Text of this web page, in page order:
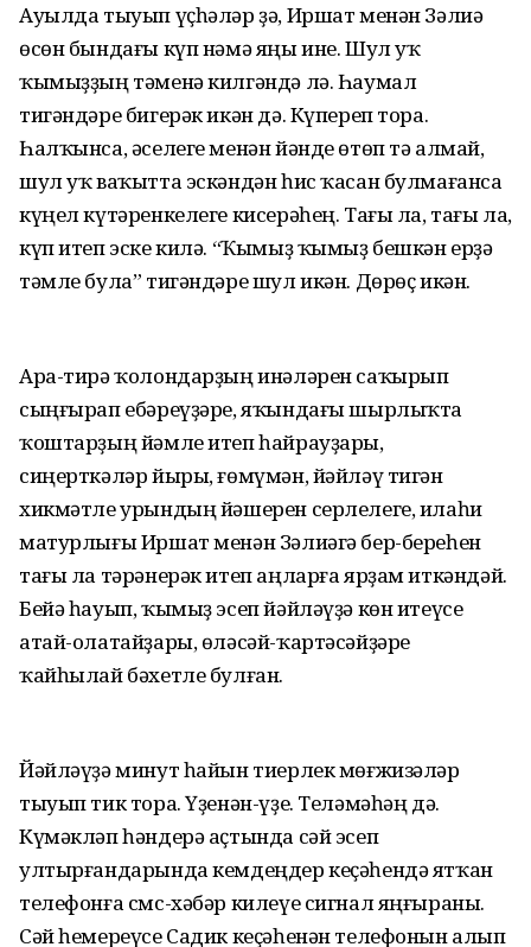
Ауылда тыуып үҫһәләр ҙә, Иршат менән Зәлиә
өсөн бындағы күп нәмә яңы ине. Шул уҡ
ҡымыҙҙың тәменә килгәндә лә. Һаумал
тигәндәре бигерәк икән дә. Күпереп тора.
Һалҡынса, әселеге менән йәнде өтөп тә алмай,
шул уҡ ваҡытта эскәндән һис ҡасан булмағанса
күңел күтәренкелеге кисерәһең. Тағы ла, тағы ла,
күп итеп эске килә. “Ҡымыҙ ҡымыҙ бешкән ерҙә
тәмле була” тигәндәре шул икән. Дөрөҫ икән.
Ара-тирә ҡолондарҙың инәләрен саҡырып
сыңғырап ебәреүҙәре, яҡындағы шырлыҡта
ҡоштарҙың йәмле итеп һайрауҙары,
сиңерткәләр йыры, ғөмүмән, йәйләү тигән
хикмәтле урындың йәшерен серлелеге, илаһи
матурлығы Иршат менән Зәлиәгә бер-береһен
тағы ла тәрәнерәк итеп аңларға ярҙам иткәндәй.
Бейә һауып, ҡымыҙ эсеп йәйләүҙә көн итеүсе
атай-олатайҙары, өләсәй-ҡартәсәйҙәре
ҡайһылай бәхетле булған.
Йәйләүҙә минут һайын тиерлек мөғжизәләр
тыуып тик тора. Үҙенән-үҙе. Теләмәһәң дә.
Күмәкләп һәндерә аҫтында сәй эсеп
ултырғандарында кемдеңдер кеҫәһендә ятҡан
телефонға смс-хәбәр килеүе сигнал яңғыраны.
Сәй һемереүсе Садик кеҫәһенән телефонын алып